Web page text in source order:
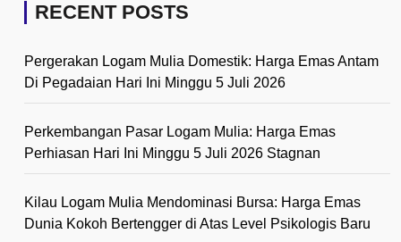
RECENT POSTS
Pergerakan Logam Mulia Domestik: Harga Emas Antam
Di Pegadaian Hari Ini Minggu 5 Juli 2026
Perkembangan Pasar Logam Mulia: Harga Emas
Perhiasan Hari Ini Minggu 5 Juli 2026 Stagnan
Kilau Logam Mulia Mendominasi Bursa: Harga Emas
Dunia Kokoh Bertengger di Atas Level Psikologis Baru